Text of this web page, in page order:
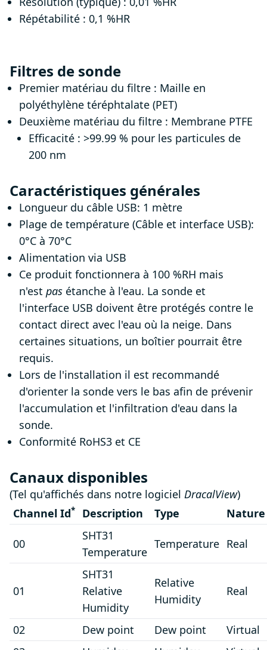
Répétabilité : 0,1 %HR
Filtres de sonde
Premier matériau du filtre : Maille en
polyéthylène téréphtalate (PET)
Deuxième matériau du filtre : Membrane PTFE
Efficacité : >99.99 % pour les particules de
200 nm
Caractéristiques générales
Longueur du câble USB: 1 mètre
Plage de température (Câble et interface USB):
0°C à 70°C
Alimentation via USB
Ce produit fonctionnera à 100 %RH mais
n'est pas étanche à l'eau. La sonde et
l'interface USB doivent être protégés contre le
contact direct avec l'eau où la neige. Dans
certaines situations, un boîtier pourrait être
requis.
Lors de l'installation il est recommandé
d'orienter la sonde vers le bas afin de prévenir
l'accumulation et l'infiltration d'eau dans la
sonde.
Conformité RoHS3 et CE
Canaux disponibles
(Tel qu'affichés dans notre logiciel DracalView)
Channel Id* Description Type Nature
00
SHT31
Temperature
Temperature Real
01
SHT31
Relative
Humidity
Relative
Humidity
Real
02 Dew point Dew point
Virtual